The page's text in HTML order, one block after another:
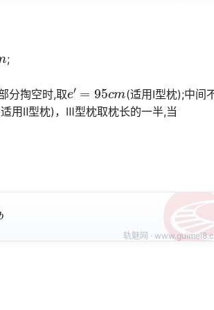
;
分掏空时,取 e′ 95c
(适用Ⅰ型枕);中间
用Ⅱ型枕)，Ⅲ型枕取枕长的一半,当